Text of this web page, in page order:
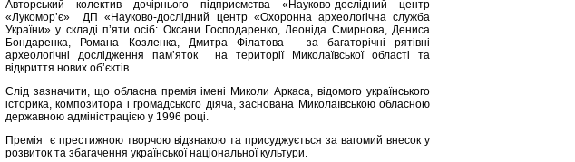
Авторський колектив дочірнього підприємства «Науково-дослідний центр
«Лукомор’є» ДП «Науково-дослідний центр «Охоронна археологічна служба
України» у складі п’яти осіб: Оксани Господаренко, Леоніда Смирнова, Дениса
Бондаренка, Романа Козленка, Дмитра Філатова - за багаторічні рятівні
археологічні дослідження пам’яток на території Миколаївської області та
відкриття нових об’єктів.
Слід зазначити, що обласна премія імені Миколи Аркаса, відомого українського
історика, композитора і громадського діяча, заснована Миколаївською обласною
державною адміністрацією у 1996 році.
Премія є престижною творчою відзнакою та присуджується за вагомий внесок у
розвиток та збагачення української національної культури.